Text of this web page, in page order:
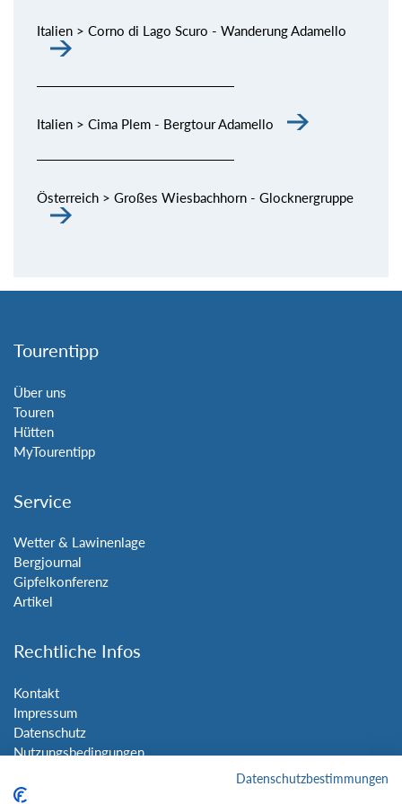
Italien > Corno di Lago Scuro - Wanderung Adamello
Italien > Cima Plem - Bergtour Adamello
Österreich > Großes Wiesbachhorn - Glocknergruppe
Tourentipp
Über uns
Touren
Hütten
MyTourentipp
Service
Wetter & Lawinenlage
Bergjournal
Gipfelkonferenz
Artikel
Rechtliche Infos
Kontakt
Impressum
Datenschutz
Nutzungsbedingungen
Datenschutzbestimmungen